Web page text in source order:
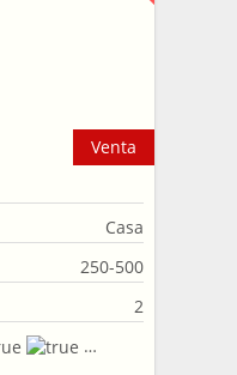
Venta
Casa
250-500
2